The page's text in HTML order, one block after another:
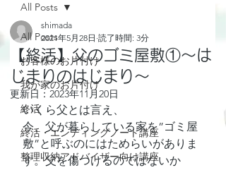
All Posts
お客様のお片付け
我が家のお片付け
終活
終活・エンディングノート講座
整理収納アドバイザー向け講座
All Posts
【終活】父のゴミ屋敷①～は
じまりのはじまり～
shimada
2021年5月28日 読了時間: 3分
更新日： 2023年11月20日
いくら父とは言え、
今、父が暮らしている家を”ゴミ屋
敷”と呼ぶのにはためらいがありま
す。父を傷つけるのではないか